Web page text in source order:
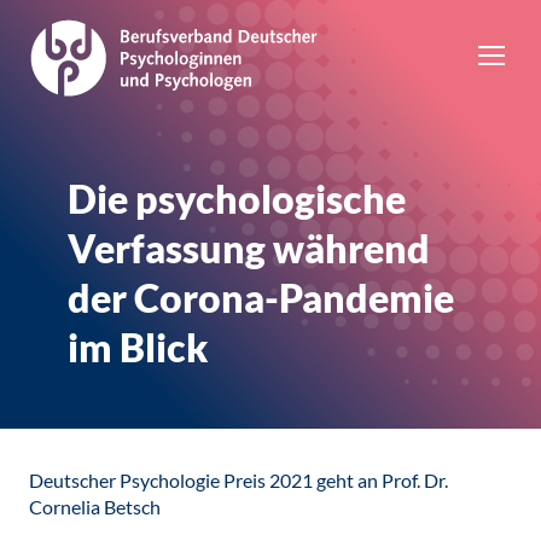
Die psychologische
Verfassung während
der Corona-Pandemie
im Blick
Deutscher Psychologie Preis 2021 geht an Prof. Dr.
Cornelia Betsch